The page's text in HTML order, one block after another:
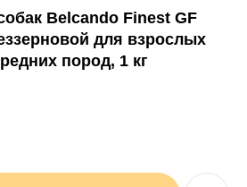
706 407 30 81
в WhatsApp
Belcando Finest GF
для взрослых
пород, 1 кг